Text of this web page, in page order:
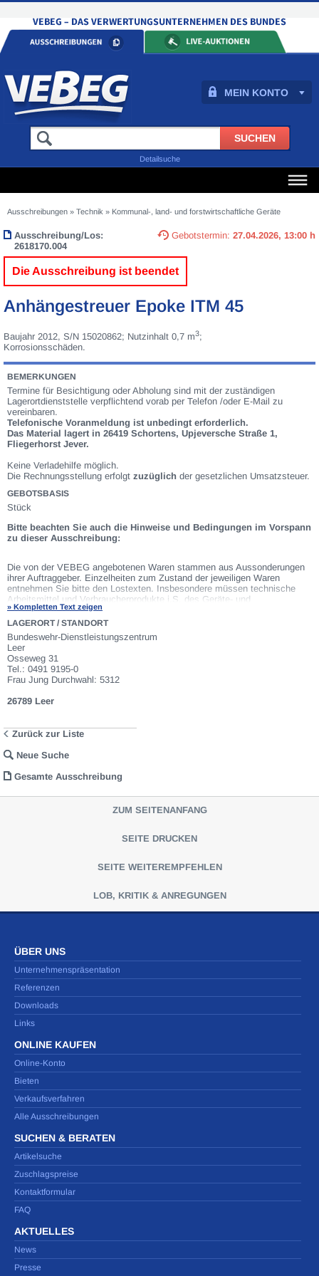
MEIN KONTO
Detailsuche
Ausschreibungen » Technik » Kommunal-, land- und forstwirtschaftliche Geräte
Gebotstermin: 27.04.2026, 13:00 h
Ausschreibung/Los:
2618170.004
Die Ausschreibung ist beendet
Anhängestreuer Epoke ITM 45
Baujahr 2012, S/N 15020862; Nutzinhalt 0,7 m3;
Korrosionsschäden.
BEMERKUNGEN
Termine für Besichtigung oder Abholung sind mit der zuständigen
Lagerortdienststelle verpflichtend vorab per Telefon /oder E-Mail zu
vereinbaren.
Telefonische Voranmeldung ist unbedingt erforderlich.
Das Material lagert in 26419 Schortens, Upjeversche Straße 1,
Fliegerhorst Jever.
Keine Verladehilfe möglich.
Die Rechnungsstellung erfolgt zuzüglich der gesetzlichen Umsatzsteuer.
GEBOTSBASIS
Stück
Bitte beachten Sie auch die Hinweise und Bedingungen im Vorspann
zu dieser Ausschreibung:
Die von der VEBEG angebotenen Waren stammen aus Aussonderungen
ihrer Auftraggeber. Einzelheiten zum Zustand der jeweiligen Waren
entnehmen Sie bitte den Lostexten. Insbesondere müssen technische
Arbeitsmittel und Verbraucherprodukte i.S. des Geräte- und
Produktsicherheitsgesetzes vor ihrer Verwendung instandgesetzt oder
wiederaufgearbeitet werden. Zusätzlich verweisen wir ausdrücklich auf
Abschnitte B und G unserer
Allgemeinen Geschäftsbedingungen
Waren die nach Einschätzung der VEBEG der
Ausfuhrgenehmigungspflicht unterliegen, sind mit Verweis auf die Punkte
E3 und E4 unserer AGB entsprechend gekennzeichnet.Zum Gebotspreis
kommt die gesetzliche Umsatzsteuer hinzu. Die Differenzbesteuerung
gemäß § 25a UStG wird nur angewendet, wenn dies ausdrücklich in der
jeweiligen Ausschreibung angegeben ist.
» Kompletten Text zeigen
LAGERORT / STANDORT
Bundeswehr-Dienstleistungszentrum
Leer
Osseweg 31
Tel.: 0491 9195-0
Frau Jung Durchwahl: 5312
26789 Leer
Zurück zur Liste
Neue Suche
Gesamte Ausschreibung
ZUM SEITENANFANG
SEITE DRUCKEN
SEITE WEITEREMPFEHLEN
LOB, KRITIK & ANREGUNGEN
ÜBER UNS
Unternehmenspräsentation
Referenzen
Downloads
Links
ONLINE KAUFEN
Online-Konto
Bieten
Verkaufsverfahren
Alle Ausschreibungen
SUCHEN & BERATEN
Artikelsuche
Zuschlagspreise
Kontaktformular
FAQ
AKTUELLES
News
Presse